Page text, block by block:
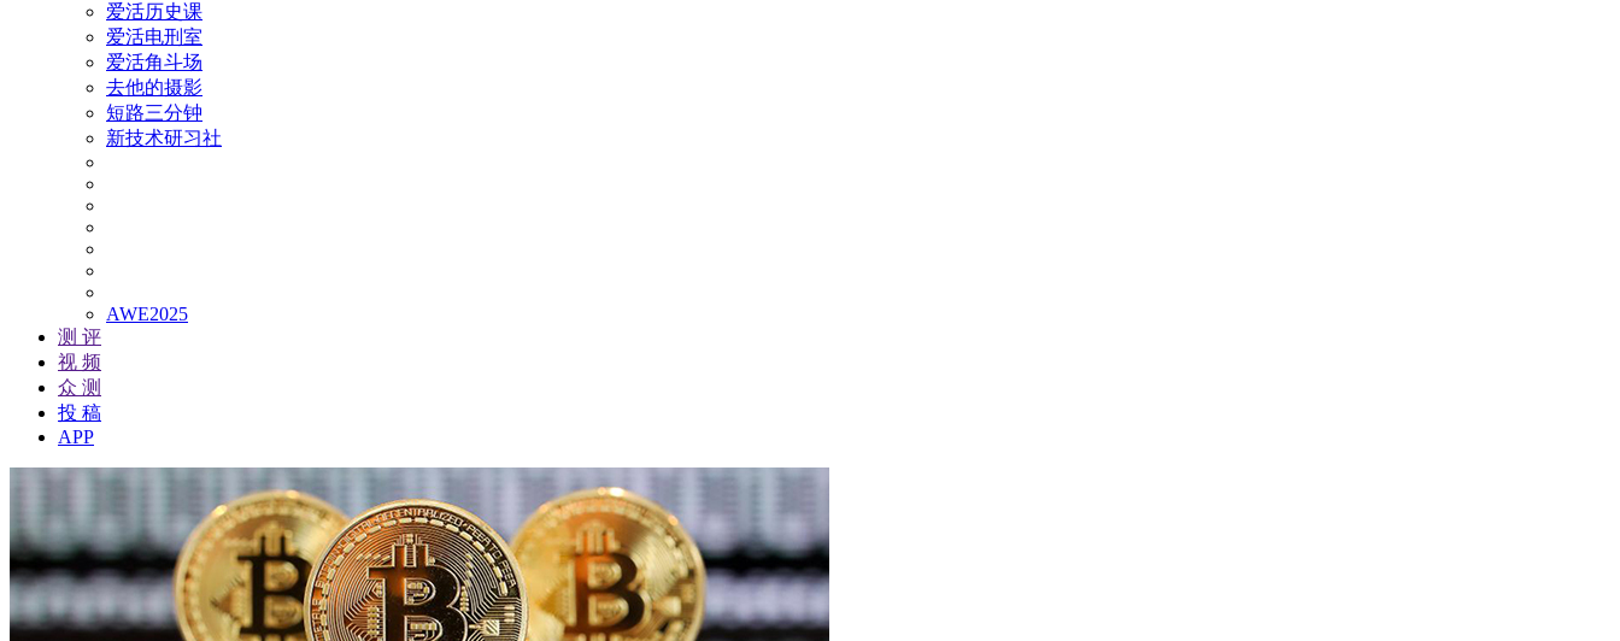
爱活历史课
爱活电刑室
爱活角斗场
去他的摄影
短路三分钟
新技术研习社
AWE2025
测 评
视 频
众 测
投 稿
APP